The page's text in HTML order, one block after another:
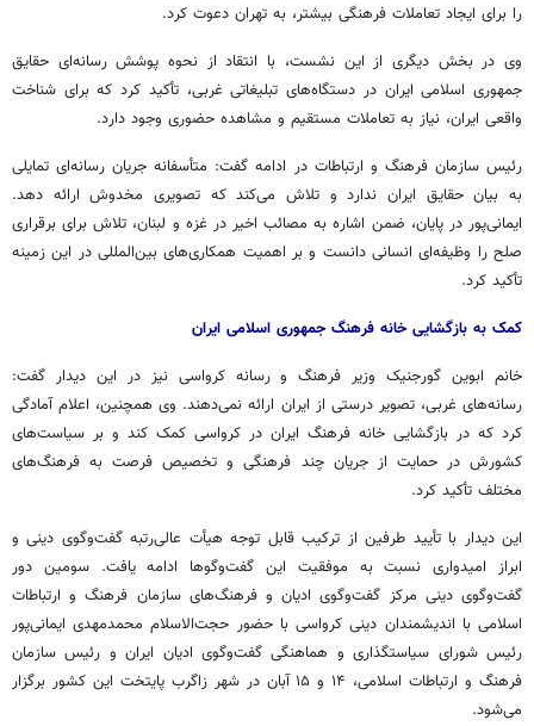
را برای ایجاد تعاملات فرهنگی بیشتر، به تهران دعوت کرد.
وی در بخش دیگری از این نشست، با انتقاد از نحوه پوشش رسانه‌ای حقایق
جمهوری اسلامی ایران در دستگاه‌های تبلیغاتی غربی، تأکید کرد که برای شناخت
واقعی ایران، نیاز به تعاملات مستقیم و مشاهده حضوری وجود دارد.
رئیس سازمان فرهنگ و ارتباطات در ادامه گفت:‌ متأسفانه جریان رسانه‌ای تمایلی
به بیان حقایق ایران ندارد و تلاش می‌کند که تصویری مخدوش ارائه دهد.
ایمانی‌پور در پایان، ضمن اشاره به مصائب اخیر در غزه و لبنان، تلاش برای برقراری
صلح را وظیفه‌ای انسانی دانست و بر اهمیت همکاری‌های بین‌المللی در این زمینه
تأکید کرد.
کمک به بازگشایی خانه فرهنگ جمهوری اسلامی ایران
خانم ابوین گورجنیک وزیر فرهنگ و رسانه کرواسی نیز در این دیدار گفت:
رسانه‌های غربی، تصویر درستی از ایران ارائه نمی‌دهند. وی همچنین، اعلام آمادگی
کرد که در بازگشایی خانه فرهنگ ایران در کرواسی کمک کند و بر سیاست‌های
کشورش در حمایت از جریان چند فرهنگی و تخصیص فرصت به فرهنگ‌های
مختلف تأکید کرد.
این دیدار با تأیید طرفین از ترکیب قابل توجه هیأت عالی‌رتبه گفت‌وگوی دینی و
ابراز امیدواری نسبت به موفقیت این گفت‌وگوها ادامه یافت. سومین دور
گفت‌وگوی دینی مرکز گفت‌وگوی ادیان و فرهنگ‌های سازمان فرهنگ و ارتباطات
اسلامی با اندیشمندان دینی کرواسی با حضور حجت‌الاسلام محمدمهدی ایمانی‌پور
رئیس شورای سیاستگذاری و هماهنگی گفت‌وگوی ادیان ایران و رئیس سازمان
فرهنگ و ارتباطات اسلامی، ۱۴ و ۱۵ آبان‌ در شهر زاگرب پایتخت این کشور برگزار
می‌شود.